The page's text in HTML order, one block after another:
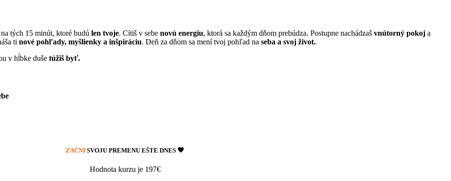
na tých 15 minút, ktoré budú len tvoje. Cítiš v sebe novú energiu, ktorá sa každým dňom prebúdza. Postupne nachádzaš vnútorný pokoj a
ti nové pohľady, myšlienky a inšpiráciu. Deň za dňom sa mení tvoj pohľad na seba a svoj život.
v hĺbke duše túžiš byť.
ZAČNI SVOJU PREMENU EŠTE DNES🧡
Hodnota kurzu je 197€